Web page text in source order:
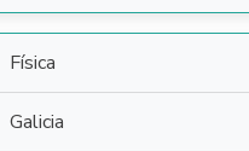
Física
Galicia